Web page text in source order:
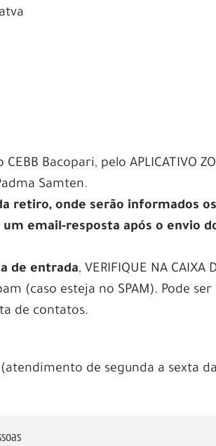
Bacopari, pelo APLICATIVO
Samten.
retiro, onde serão informados os
email-resposta após o envio
de entrada, VERIFIQUE NA CAIXA
(caso esteja no SPAM). Pode
de contatos.
de segunda a sexta